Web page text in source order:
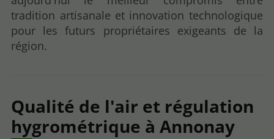
tradition artisanale et innovation technologique
pour les futurs propriétaires exigeants de la
région.
Qualité de l'air et régulation
hygrométrique à Annonay